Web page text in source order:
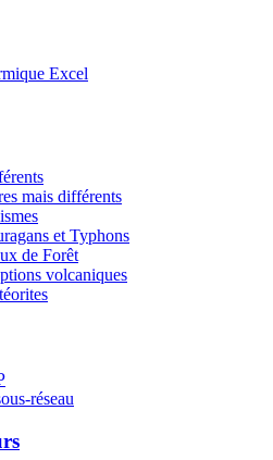
Excel
mais différents
et Typhons
de Forêt
volcaniques
réseau